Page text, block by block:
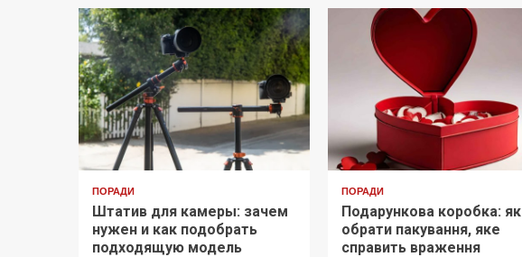
ПОРАДИ
Штатив для камеры: зачем
нужен и как подобрать
подходящую модель
ПОРАДИ
Подарункова коробка: як
обрати пакування, яке
справить враження